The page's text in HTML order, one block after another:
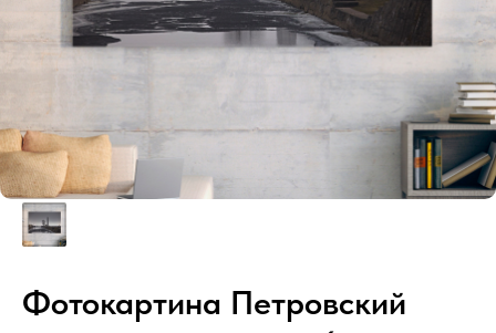
Фотокартина Петровский